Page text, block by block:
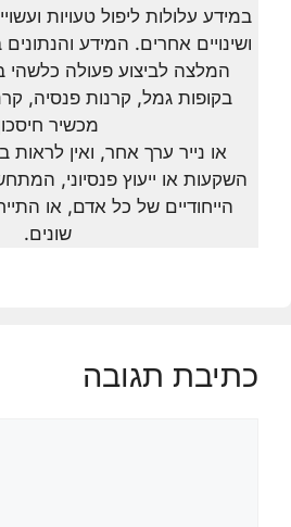
במידע עלולות ליפול טעויות
ושינויים אחרים. המידע
המלצה לביצוע פעולה כלשהי
בקופות גמל, קרנות פנסיה,
מכשיר
או נייר ערך אחר, ואין לראות
השקעות או ייעוץ פנסיוני,
הייחודיים של כל אדם, או
שונים.
כתיבת תגובה